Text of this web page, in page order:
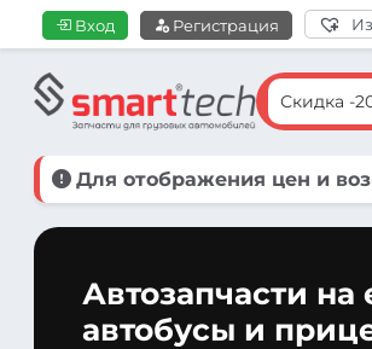
Вход Регистрация
Скидка -
Для отображения цен и
Автозапчасти
автобусы и